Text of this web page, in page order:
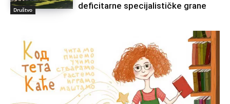
Društvo
deficitarne specijalističke grane